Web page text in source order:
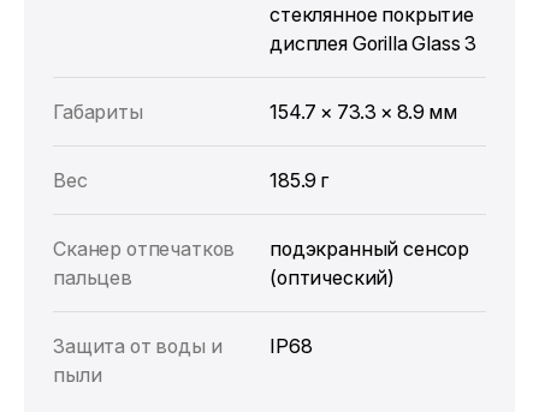
стеклянное покрытие
дисплея Gorilla Glass 3
Габариты 154.7 × 73.3 × 8.9 мм
Вес 185.9 г
Сканер отпечатков
пальцев
подэкранный сенсор
(оптический)
Защита от воды и
пыли
IP68